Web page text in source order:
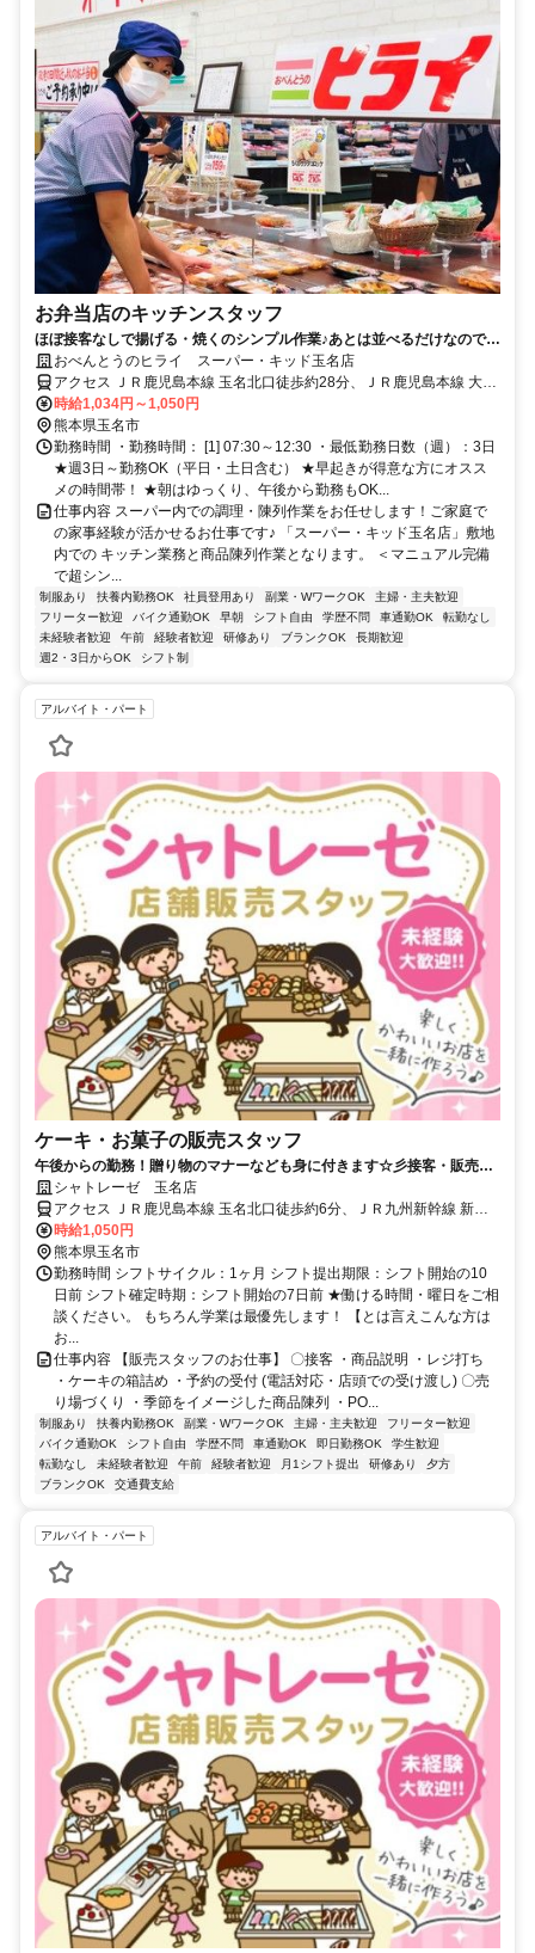
お弁当店のキッチンスタッフ
ほぼ接客なしで揚げる・焼くのシンプル作業♪あとは並べるだけなので未
経験からのスタートでも安心◎
おべんとうのヒライ スーパー・キッド玉名店
アクセス ＪＲ鹿児島本線 玉名北口徒歩約28分、ＪＲ鹿児島本線 大野
下北口徒歩約36分、ＪＲ九州新幹線 新玉名南口徒歩約66分
時給1,034円～1,050円
熊本県玉名市
勤務時間 ・勤務時間： [1] 07:30～12:30 ・最低勤務日数（週）：3日
★週3日～勤務OK（平日・土日含む） ★早起きが得意な方にオスス
メの時間帯！ ★朝はゆっくり、午後から勤務もOK...
仕事内容 スーパー内での調理・陳列作業をお任せします！ご家庭で
の家事経験が活かせるお仕事です♪ 「スーパー・キッド玉名店」敷地
内での キッチン業務と商品陳列作業となります。 ＜マニュアル完備
で超シン...
制服あり 扶養内勤務OK 社員登用あり 副業・WワークOK
主婦・主夫歓迎
フリーター歓迎
バイク通勤OK 早朝 シフト自由 学歴不問 車通勤OK
転勤なし
未経験者歓迎
午前 経験者歓迎 研修あり ブランクOK
長期歓迎
週2・3日からOK
シフト制
アルバイト・パート
ケーキ・お菓子の販売スタッフ
午後からの勤務！贈り物のマナーなども身に付きます☆彡接客・販売の
お仕事♪
シャトレーゼ 玉名店
アクセス ＪＲ鹿児島本線 玉名北口徒歩約6分、ＪＲ九州新幹線 新玉
名南口徒歩約36分、ＪＲ鹿児島本線 肥後伊倉徒歩約51分 玉名駅(JR
在来線)6分
時給1,050円
熊本県玉名市
勤務時間 シフトサイクル：1ヶ月 シフト提出期限：シフト開始の10
日前 シフト確定時期：シフト開始の7日前 ★働ける時間・曜日をご相
談ください。 もちろん学業は最優先します！ 【とは言えこんな方は
お...
仕事内容 【販売スタッフのお仕事】 〇接客 ・商品説明 ・レジ打ち
・ケーキの箱詰め ・予約の受付 (電話対応・店頭での受け渡し) 〇売
り場づくり ・季節をイメージした商品陳列 ・PO...
制服あり 扶養内勤務OK 副業・WワークOK 主婦・主夫歓迎
フリーター歓迎
バイク通勤OK
シフト自由 学歴不問 車通勤OK 即日勤務OK
学生歓迎
転勤なし
未経験者歓迎 午前 経験者歓迎 月1シフト提出 研修あり
夕方
ブランクOK
交通費支給
アルバイト・パート